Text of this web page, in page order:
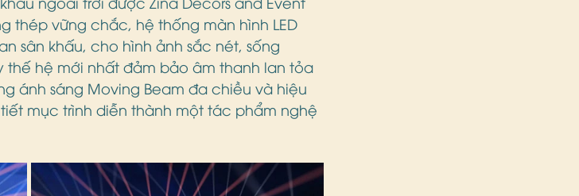
thép vững chắc, hệ thống màn hình LED
sân khấu, cho hình ảnh sắc nét, sống
thế hệ mới nhất đảm bảo âm thanh lan tỏa
ánh sáng Moving Beam đa chiều và hiệu
mục trình diễn thành một tác phẩm nghệ